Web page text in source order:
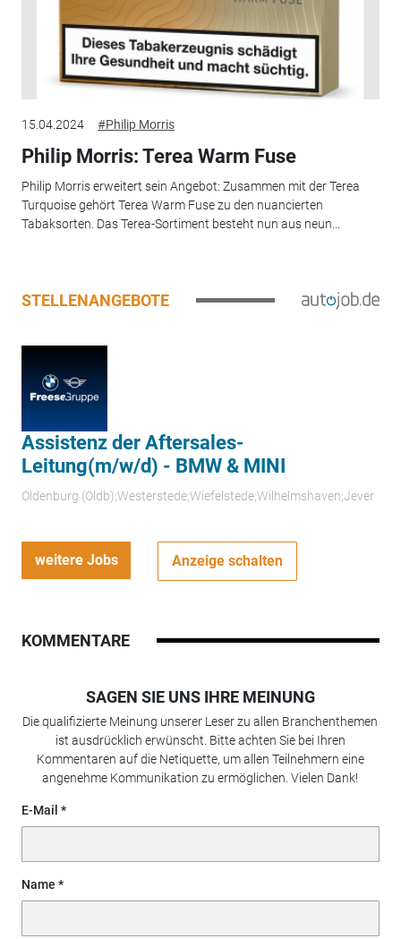
15.04.2024 #Philip Morris
Philip Morris: Terea Warm Fuse
Philip Morris erweitert sein Angebot: Zusammen mit der Terea
Turquoise gehört Terea Warm Fuse zu den nuancierten
Tabaksorten. Das Terea-Sortiment besteht nun aus neun...
STELLENANGEBOTE
Assistenz der Aftersales-
Leitung(m/w/d) - BMW & MINI
Oldenburg (Oldb);Westerstede;Wiefelstede;Wilhelmshaven;Jever
weitere Jobs Anzeige schalten
KOMMENTARE
SAGEN SIE UNS IHRE MEINUNG
Die qualifizierte Meinung unserer Leser zu allen Branchenthemen
ist ausdrücklich erwünscht. Bitte achten Sie bei Ihren
Kommentaren auf die Netiquette, um allen Teilnehmern eine
angenehme Kommunikation zu ermöglichen. Vielen Dank!
E-Mail
Name